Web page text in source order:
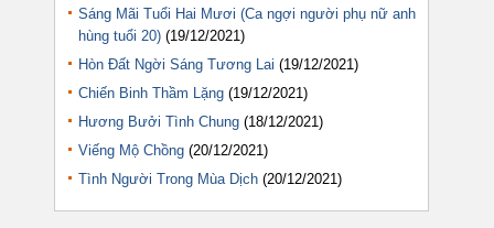
Sáng Mãi Tuổi Hai Mươi (Ca ngợi người phụ nữ anh
hùng tuổi 20) (19/12/2021)
Hòn Đất Ngời Sáng Tương Lai (19/12/2021)
Chiến Binh Thầm Lặng (19/12/2021)
Hương Bưởi Tình Chung (18/12/2021)
Viếng Mộ Chồng (20/12/2021)
Tình Người Trong Mùa Dịch (20/12/2021)